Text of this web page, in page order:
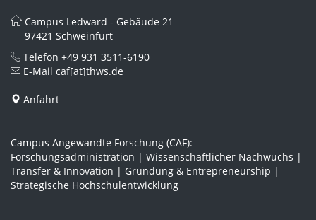
Campus Ledward - Gebäude 21
97421 Schweinfurt
Telefon +49 931 3511-6190
E-Mail caf[at]thws.de
Anfahrt
Campus Angewandte Forschung (CAF):
Forschungsadministration | Wissenschaftlicher Nachwuchs |
Transfer & Innovation | Gründung & Entrepreneurship |
Strategische Hochschulentwicklung